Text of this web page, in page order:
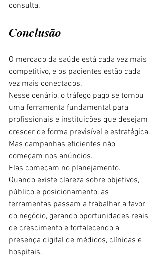
consulta.
Conclusão
O mercado da saúde está cada vez mais
competitivo, e os pacientes estão cada
vez mais conectados.
Nesse cenário, o tráfego pago se tornou
uma ferramenta fundamental para
profissionais e instituições que desejam
crescer de forma previsível e estratégica.
Mas campanhas eficientes não
começam nos anúncios.
Elas começam no planejamento.
Quando existe clareza sobre objetivos,
público e posicionamento, as
ferramentas passam a trabalhar a favor
do negócio, gerando oportunidades reais
de crescimento e fortalecendo a
presença digital de médicos, clínicas e
hospitais.